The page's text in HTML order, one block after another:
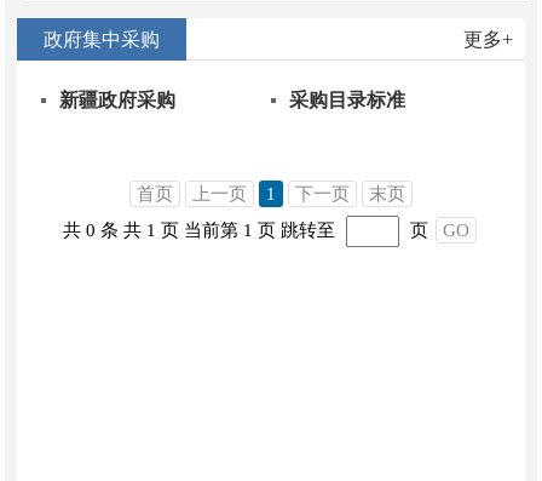
更多+
政府集中采购
新疆政府采购 采购目录标准
首页 上一页 1 下一页
末页
共 0 条 共 1 页 当前第 1 页 跳转至 页 GO